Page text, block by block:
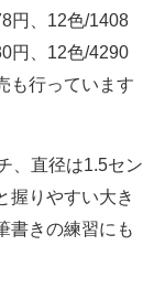
円、12色/1408
円、12色/4290
も行っています
、直径は1.5セン
握りやすい大き
書きの練習にも